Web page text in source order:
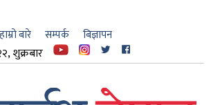
हाम्रो बारे सम्पर्क बिज्ञापन
शुक्रबार